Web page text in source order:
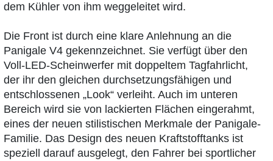
dem Kühler von ihm weggeleitet wird.
Die Front ist durch eine klare Anlehnung an die
Panigale V4 gekennzeichnet. Sie verfügt über den
Voll-LED-Scheinwerfer mit doppeltem Tagfahrlicht,
der ihr den gleichen durchsetzungsfähigen und
entschlossenen „Look“ verleiht. Auch im unteren
Bereich wird sie von lackierten Flächen eingerahmt,
eines der neuen stilistischen Merkmale der Panigale-
Familie. Das Design des neuen Kraftstofftanks ist
speziell darauf ausgelegt, den Fahrer bei sportlicher